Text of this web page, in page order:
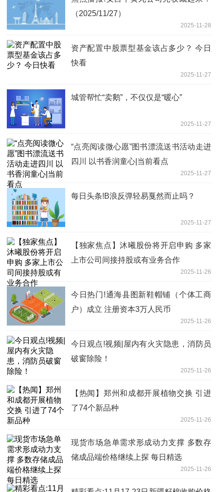
（2025/11/27）
2025-11-28
资产配置中股票型基金该占多少？ 今日
快看
2025-11-27
城管帮忙“卖鹅”，不仅仅是“暖心”
2025-11-27
“点亮阅读微心愿”图书漂流送书活动走进
四川 以书香润童心|当前看点
2025-11-27
每日头条!B浪反弹轻易戛然而止吗？
2025-11-27
【独家焦点】沐曦股份将开启申购 多家
上市公司间接持股或有业务合作
2025-11-26
今日热门!通海县图新鞋帽铺（个体工商
户）成立 注册资本3万人民币
2025-11-26
今日观点!视频|屋内有火灾隐患，消防员
破窗除险！
2025-11-26
【热闻】郑州和成都开展植物交换 引进
了74个新品种
2025-11-26
现货市场急单需求形成动力支撑 多数存
储成品端价格继续上探 每日精选
2025-11-26